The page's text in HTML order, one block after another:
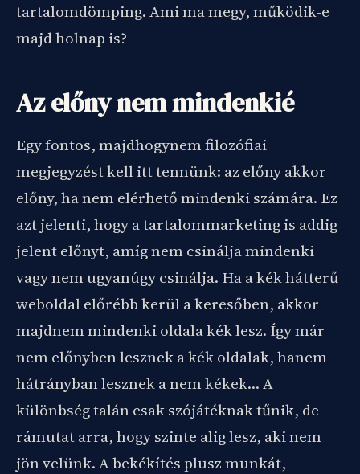
tartalomdömping. Ami ma megy, működik-e
majd holnap is?
Az előny nem mindenkié
Egy fontos, majdhogynem filozófiai
megjegyzést kell itt tennünk: az előny akkor
előny, ha nem elérhető mindenki számára. Ez
azt jelenti, hogy a tartalommarketing is addig
jelent előnyt, amíg nem csinálja mindenki
vagy nem ugyanúgy csinálja. Ha a kék hátterű
weboldal előrébb kerül a keresőben, akkor
majdnem mindenki oldala kék lesz. Így már
nem előnyben lesznek a kék oldalak, hanem
hátrányban lesznek a nem kékek… A
különbség talán csak szójátéknak tűnik, de
rámutat arra, hogy szinte alig lesz, aki nem
jön velünk. A bekékítés plusz munkát,